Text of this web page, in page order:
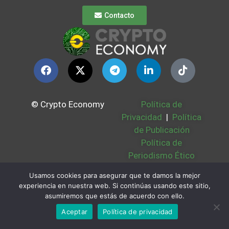
Contacto
© Crypto Economy
Política de
Privacidad | Política
de Publicación
Política de
Periodismo Ético
Bases Legales |
Partners | Sobre
Nosotros
Usamos cookies para asegurar que te damos la mejor
experiencia en nuestra web. Si continúas usando este sitio,
asumiremos que estás de acuerdo con ello.
Aceptar
Política de privacidad